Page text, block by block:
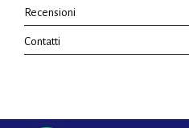
Recensioni
Contatti